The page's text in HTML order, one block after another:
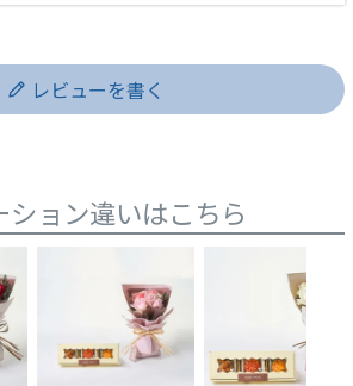
レビューを書く
ョン違いはこちら